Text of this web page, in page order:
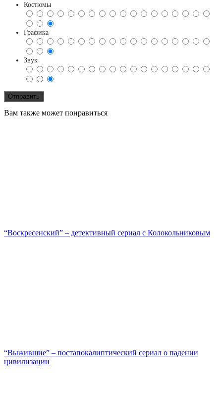
Костюмы
Графика
Звук
Вам также может понравиться
“Воскресенский” – детективный сериал с Колокольниковым
“Выжившие” – постапокалиптический сериал о падении
цивилизации